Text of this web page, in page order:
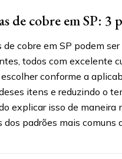
de cobre em SP: 3
de cobre em SP podem
todos com excelente
conforme a
itens e reduzindo o
explicar isso de maneira
dos padrões mais comuns